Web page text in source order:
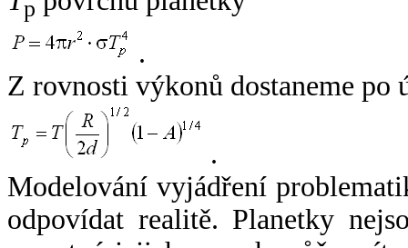
p
.
Z rovnosti výkonů dostaneme po
.
Modelování vyjádření
odpovídat realitě. Planetky